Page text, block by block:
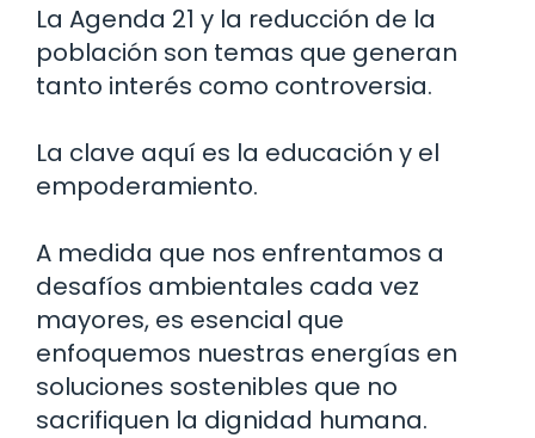
La Agenda 21 y la reducción de la
población son temas que generan
tanto interés como controversia.
La clave aquí es la educación y el
empoderamiento.
A medida que nos enfrentamos a
desafíos ambientales cada vez
mayores, es esencial que
enfoquemos nuestras energías en
soluciones sostenibles que no
sacrifiquen la dignidad humana.